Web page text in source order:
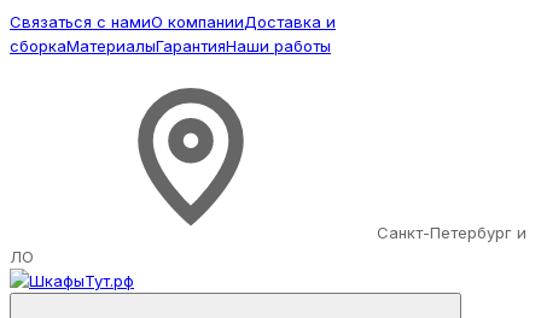
Связаться с намиО компанииДоставка и
сборкаМатериалыГарантияНаши работы
Санкт-Петербург и
ЛО